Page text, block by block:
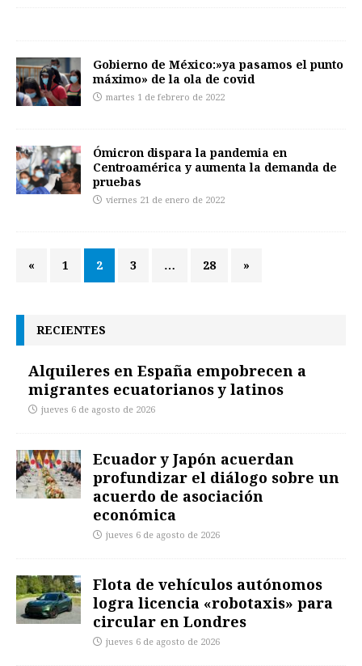
Gobierno de México:»ya pasamos el punto
máximo» de la ola de covid
martes 1 de febrero de 2022
Ómicron dispara la pandemia en
Centroamérica y aumenta la demanda de
pruebas
viernes 21 de enero de 2022
« 1 2 3 … 28 »
RECIENTES
Alquileres en España empobrecen a
migrantes ecuatorianos y latinos
jueves 6 de agosto de 2026
Ecuador y Japón acuerdan
profundizar el diálogo sobre un
acuerdo de asociación
económica
jueves 6 de agosto de 2026
Flota de vehículos autónomos
logra licencia «robotaxis» para
circular en Londres
jueves 6 de agosto de 2026